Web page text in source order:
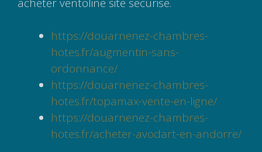
https://douarnenez-chambres-
hotes.fr/augmentin-sans-
ordonnance/
https://douarnenez-chambres-
hotes.fr/topamax-vente-en-ligne/
https://douarnenez-chambres-
hotes.fr/acheter-avodart-en-andorre/